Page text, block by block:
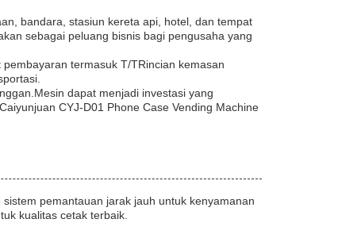
bandara, stasiun kereta api, hotel, dan tempat
sebagai peluang bisnis bagi pengusaha yang
termasuk T/TRincian kemasan
dapat menjadi investasi yang
CYJ-D01 Phone Case Vending Machine
pemantauan jarak jauh untuk kenyamanan
kualitas cetak terbaik.